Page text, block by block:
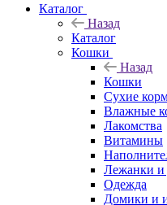
Каталог
Назад
Каталог
Кошки
Назад
Кошки
Сухие
Влажные
Лакомства
Витамины
Лежанки и
Одежда
Домики и